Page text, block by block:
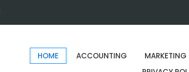
HOME ACCOUNTING MARKETING